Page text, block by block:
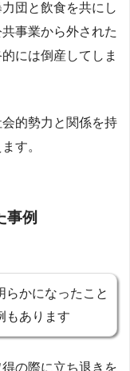
団と飲食を共にし
事業から外された
には倒産してしま
的勢力と関係を持
す。
事例
らかになったこと
もあります
の際に立ち退きを